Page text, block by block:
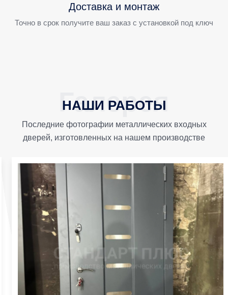
Доставка и монтаж
Точно в срок получите ваш заказ с установкой под ключ
НАШИ РАБОТЫ
Последние фотографии металлических входных
дверей, изготовленных на нашем производстве